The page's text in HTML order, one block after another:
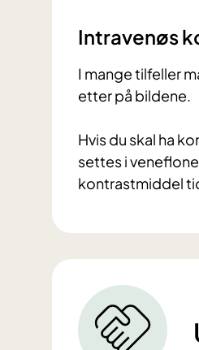
Intravenøs
I mange tilfeller
etter på bildene.
Hvis du skal ha
settes i
kontrastmiddel